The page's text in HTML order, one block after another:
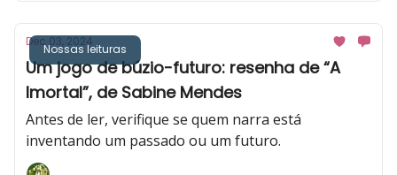
Nossas leituras
Dec 03, 2024
Um jogo de búzio-futuro: resenha de “A
Imortal”, de Sabine Mendes
Antes de ler, verifique se quem narra está
inventando um passado ou um futuro.